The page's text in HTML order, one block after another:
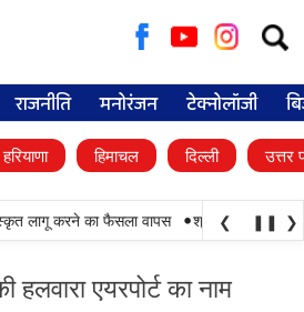
for:
राजनीति मनोरंजन टेक्नोलॉजी
हरियाणा हिमाचल दिल्ली उत्तर
लागू करने का फैसला वापस • श्री गुरु हरिकृष्ण
❮ ❚❚ ❯
एयरपोर्ट का नाम